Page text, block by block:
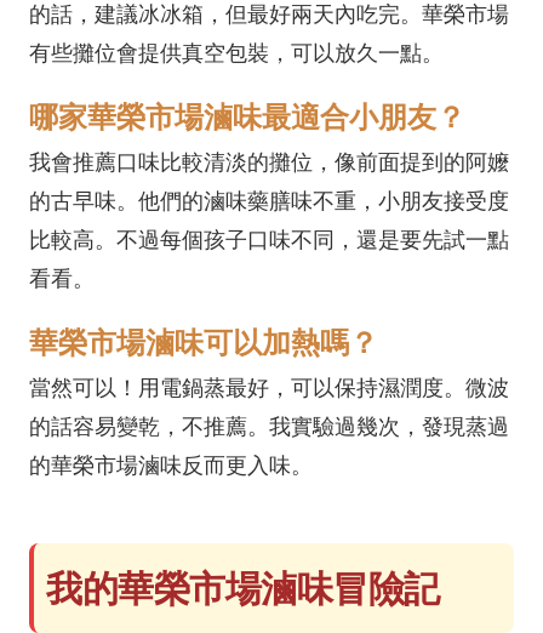
的話，建議冰冰箱，但最好兩天內吃完。華榮市場
有些攤位會提供真空包裝，可以放久一點。
哪家華榮市場滷味最適合小朋友？
我會推薦口味比較清淡的攤位，像前面提到的阿嬤
的古早味。他們的滷味藥膳味不重，小朋友接受度
比較高。不過每個孩子口味不同，還是要先試一點
看看。
華榮市場滷味可以加熱嗎？
當然可以！用電鍋蒸最好，可以保持濕潤度。微波
的話容易變乾，不推薦。我實驗過幾次，發現蒸過
的華榮市場滷味反而更入味。
我的華榮市場滷味冒險記